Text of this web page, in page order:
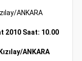
ANKARA
2010 Saat: 10.00
ANKARA